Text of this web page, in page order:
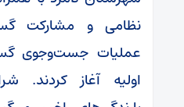
نظامی و مشارکت
عملیات جست‌وجوی
اولیه آغاز کردند.